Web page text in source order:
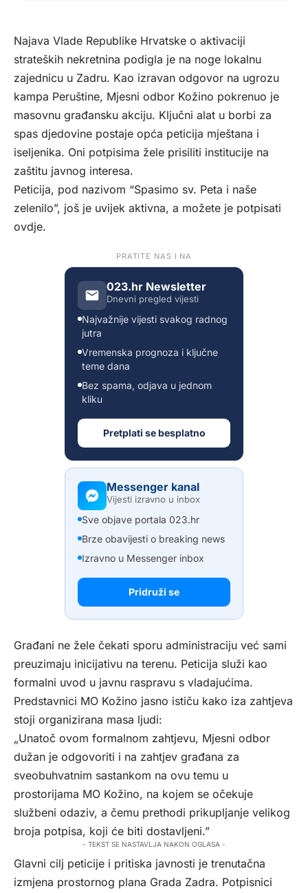
Najava Vlade Republike Hrvatske o aktivaciji
strateških nekretnina podigla je na noge lokalnu
zajednicu u Zadru. Kao izravan odgovor na ugrozu
kampa Peruštine, Mjesni odbor Kožino pokrenuo je
masovnu građansku akciju. Ključni alat u borbi za
spas djedovine postaje opća peticija mještana i
iseljenika. Oni potpisima žele prisiliti institucije na
zaštitu javnog interesa.
Peticija, pod nazivom “Spasimo sv. Peta i naše
zelenilo”, još je uvijek aktivna, a možete je potpisati
ovdje.
PRATITE NAS I NA
023.hr Newsletter
Dnevni pregled vijesti
Najvažnije vijesti svakog radnog
jutra
Vremenska prognoza i ključne
teme dana
Bez spama, odjava u jednom
kliku
Pretplati se besplatno
Messenger kanal
Vijesti izravno u inbox
Sve objave portala 023.hr
Brze obavijesti o breaking news
Izravno u Messenger inbox
Pridruži se
Građani ne žele čekati sporu administraciju već sami
preuzimaju inicijativu na terenu. Peticija služi kao
formalni uvod u javnu raspravu s vladajućima.
Predstavnici MO Kožino jasno ističu kako iza zahtjeva
stoji organizirana masa ljudi:
„Unatoč ovom formalnom zahtjevu, Mjesni odbor
dužan je odgovoriti i na zahtjev građana za
sveobuhvatnim sastankom na ovu temu u
prostorijama MO Kožino, na kojem se očekuje
službeni odaziv, a čemu prethodi prikupljanje velikog
broja potpisa, koji će biti dostavljeni.”
- TEKST SE NASTAVLJA NAKON OGLASA -
Glavni cilj peticije i pritiska javnosti je trenutačna
izmjena prostornog plana Grada Zadra. Potpisnici